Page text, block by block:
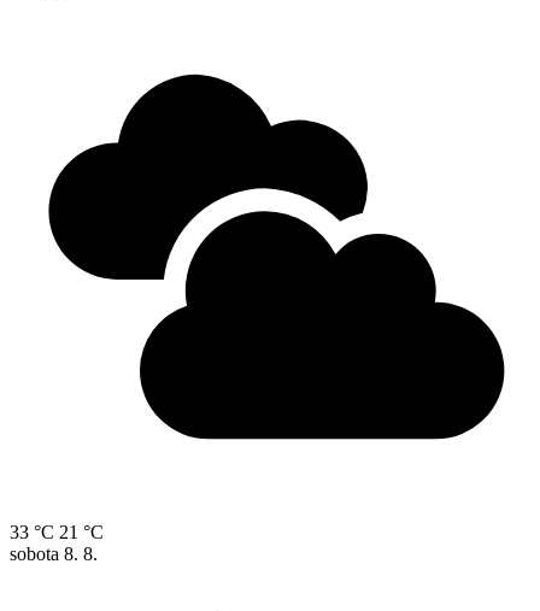
33 °C 21 °C
sobota 8. 8.